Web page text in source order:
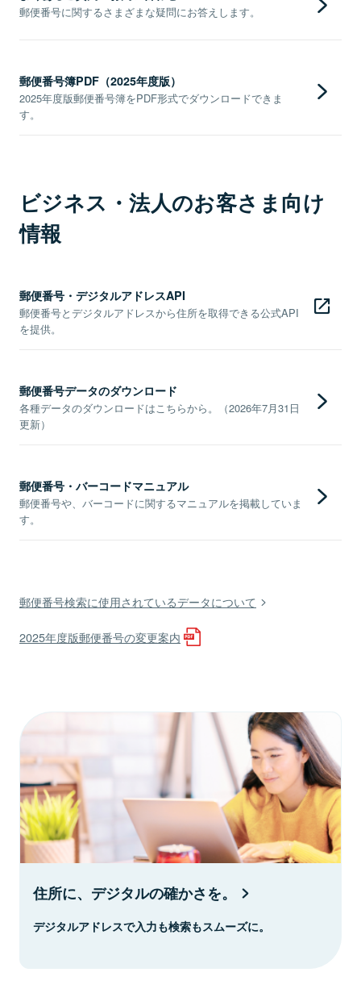
郵便番号に関するさまざまな疑問にお答えします。
郵便番号簿PDF（2025年度版）
2025年度版郵便番号簿をPDF形式でダウンロードできま
す。
ビジネス・法人のお客さま向け
情報
郵便番号・デジタルアドレスAPI
郵便番号とデジタルアドレスから住所を取得できる公式API
を提供。
郵便番号データのダウンロード
各種データのダウンロードはこちらから。（2026年7月31日
更新）
郵便番号・バーコードマニュアル
郵便番号や、バーコードに関するマニュアルを掲載していま
す。
郵便番号検索に使用されているデータについて
2025年度版郵便番号の変更案内
住所に、デジタルの確かさを。
デジタルアドレスで入力も検索もスムーズに。